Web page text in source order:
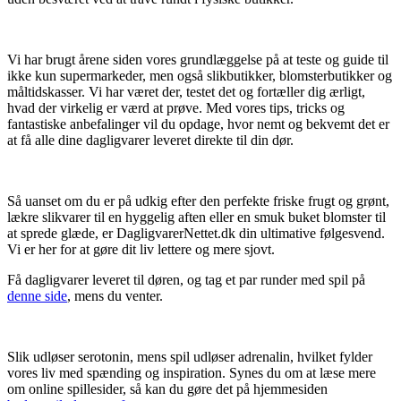
Vi har brugt årene siden vores grundlæggelse på at teste og guide til
ikke kun supermarkeder, men også slikbutikker, blomsterbutikker og
måltidskasser. Vi har været der, testet det og fortæller dig ærligt,
hvad der virkelig er værd at prøve. Med vores tips, tricks og
fantastiske anbefalinger vil du opdage, hvor nemt og bekvemt det er
at få alle dine dagligvarer leveret direkte til din dør.
Så uanset om du er på udkig efter den perfekte friske frugt og grønt,
lækre slikvarer til en hyggelig aften eller en smuk buket blomster til
at sprede glæde, er DagligvarerNettet.dk din ultimative følgesvend.
Vi er her for at gøre dit liv lettere og mere sjovt.
Få dagligvarer leveret til døren, og tag et par runder med spil på
denne side, mens du venter.
Slik udløser serotonin, mens spil udløser adrenalin, hvilket fylder
vores liv med spænding og inspiration. Synes du om at læse mere
om online spillesider, så kan du gøre det på hjemmesiden